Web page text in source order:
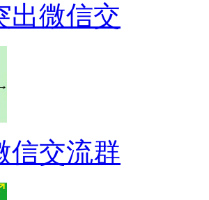
出微信交
信交流群